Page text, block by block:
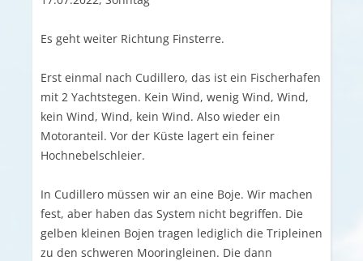
Es geht weiter Richtung Finsterre.
Erst einmal nach Cudillero, das ist ein Fischerhafen
mit 2 Yachtstegen. Kein Wind, wenig Wind, Wind,
kein Wind, Wind, kein Wind. Also wieder ein
Motoranteil. Vor der Küste lagert ein feiner
Hochnebelschleier.
In Cudillero müssen wir an eine Boje. Wir machen
fest, aber haben das System nicht begriffen. Die
gelben kleinen Bojen tragen lediglich die Tripleinen
zu den schweren Mooringleinen. Die dann